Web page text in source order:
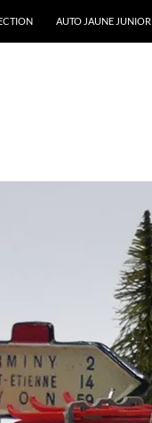
AUTO JAUNE JUNIOR